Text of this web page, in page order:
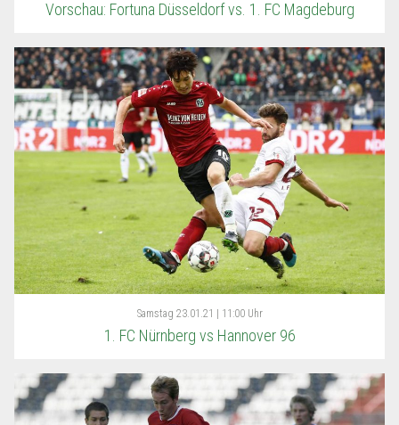
Vorschau: Fortuna Düsseldorf vs. 1. FC Magdeburg
Samstag 23.01.21 | 11:00 Uhr
1. FC Nürnberg vs Hannover 96